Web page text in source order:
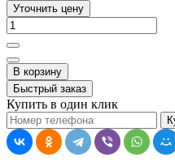
Уточнить цену
В корзину
Быстрый заказ
Купить в один клик